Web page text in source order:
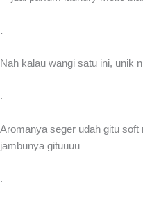
.
Nah kalau wangi satu ini, unik
.
Aromanya seger udah gitu
jambunya gituuuu
.